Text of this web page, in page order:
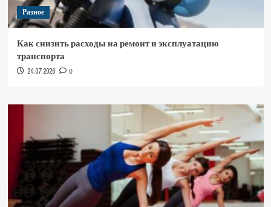
Разное
Как снизить расходы на ремонт и эксплуатацию
транспорта
24.07.2026 0